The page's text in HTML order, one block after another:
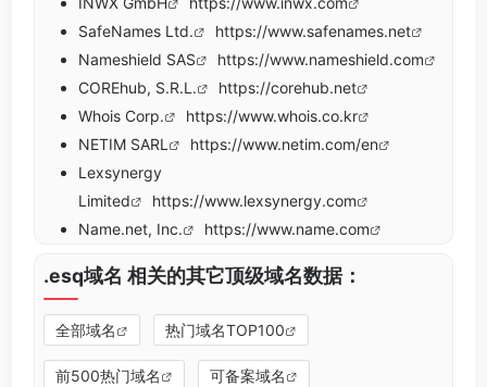
SafeNames Ltd.
https://www.safenames.net
Nameshield SAS
https://www.nameshield.com
COREhub, S.R.L.
https://corehub.net
Whois Corp.
https://www.whois.co.kr
NETIM SARL
https://www.netim.com/en
Lexsynergy
Limited
https://www.lexsynergy.com
Name.net, Inc.
https://www.name.com
.esq域名 相关的其它顶级域名数据：
全部域名 热门域名TOP100
前500热门域名 可备案域名